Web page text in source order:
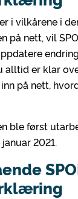
i vilkårene i
på nett, vil
alltid er klar
på nett,
ble først
2021.